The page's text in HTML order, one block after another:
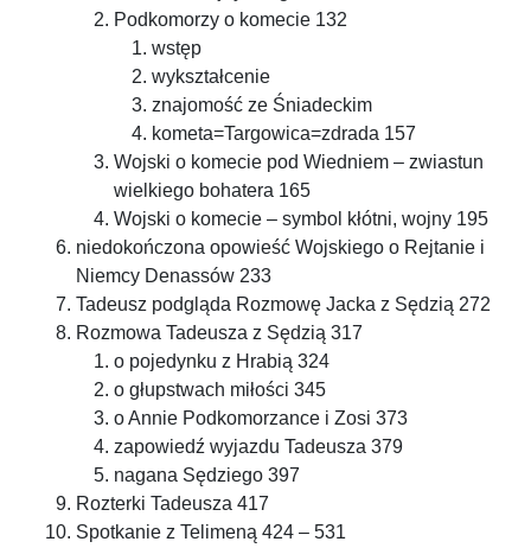
Podkomorzy o komecie 132
wstęp
wykształcenie
znajomość ze Śniadeckim
kometa=Targowica=zdrada 157
Wojski o komecie pod Wiedniem – zwiastun
wielkiego bohatera 165
Wojski o komecie – symbol kłótni, wojny 195
niedokończona opowieść Wojskiego o Rejtanie i
Niemcy Denassów 233
Tadeusz podgląda Rozmowę Jacka z Sędzią 272
Rozmowa Tadeusza z Sędzią 317
o pojedynku z Hrabią 324
o głupstwach miłości 345
o Annie Podkomorzance i Zosi 373
zapowiedź wyjazdu Tadeusza 379
nagana Sędziego 397
Rozterki Tadeusza 417
Spotkanie z Telimeną 424 – 531